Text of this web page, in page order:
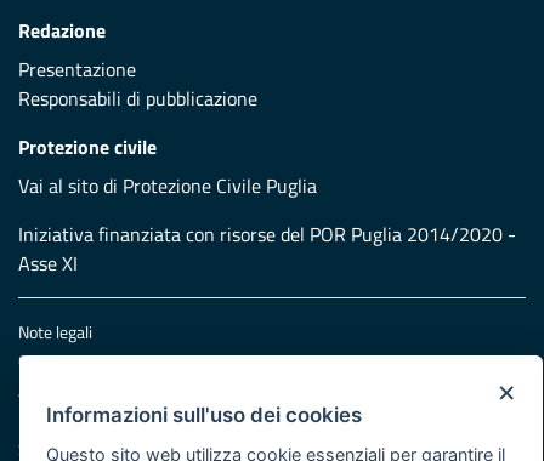
Redazione
Presentazione
Responsabili di pubblicazione
Protezione civile
Vai al sito di Protezione Civile Puglia
Iniziativa finanziata con risorse del POR Puglia 2014/2020 -
Asse XI
Note legali
Cookie e privacy
Atti di notifica
Feed RSS
Servizi Intranet
×
Informazioni sull'uso dei cookies
Questo sito web utilizza cookie essenziali per garantire il